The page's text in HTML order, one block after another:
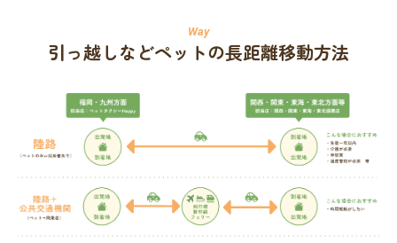
⁩引っ越しなどペットの長距離移動方法